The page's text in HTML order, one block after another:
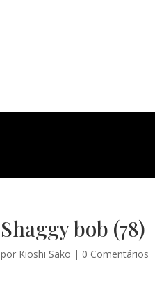
Shaggy bob (78)
por Kioshi Sako | 0 Comentários